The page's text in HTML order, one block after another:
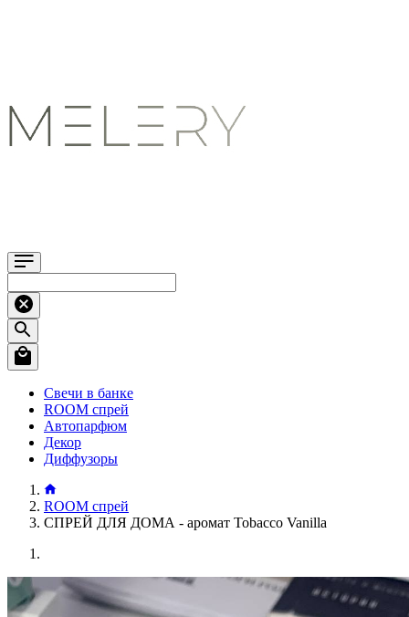
Свечи в банке
ROOM спрей
Автопарфюм
Декор
Диффузоры
ROOM спрей
СПРЕЙ ДЛЯ ДОМА - аромат Tobacco Vanilla